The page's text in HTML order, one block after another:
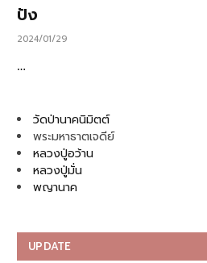
ปัง
2024/01/29
…
วัดป่านาคนิมิตต์
พระมหาธาตเจดีย์
หลวงปู่อว้าน
หลวงปู่มั่น
พญานาค
UPDATE